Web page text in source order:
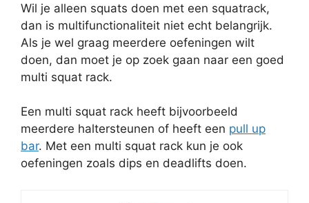
Wil je alleen squats doen met een squatrack,
dan is multifunctionaliteit niet echt belangrijk.
Als je wel graag meerdere oefeningen wilt
doen, dan moet je op zoek gaan naar een goed
multi squat rack.
Een multi squat rack heeft bijvoorbeeld
meerdere haltersteunen of heeft een pull up
bar. Met een multi squat rack kun je ook
oefeningen zoals dips en deadlifts doen.